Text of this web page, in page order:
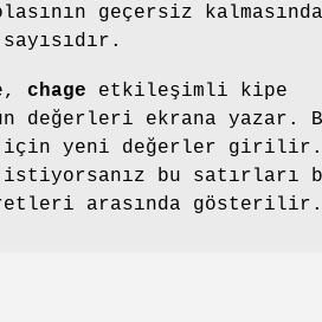
geçersiz
chage etkileşimli kipe
değerleri ekrana yazar.
için yeni değerler girilir.
bu satırları
arasında gösterilir.